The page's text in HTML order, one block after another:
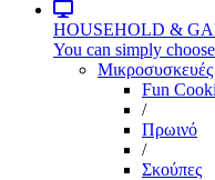
HOUSEHOLD &
You can simply
Μικροσυσκευές
Fun
/
Πρωινό
/
Σκούπες